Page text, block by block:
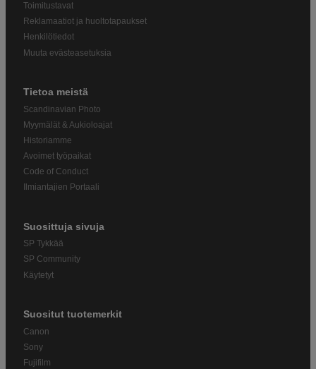
Toimitustavat
Reklamaatiot ja huoltotapaukset
Henkilötiedot
Muuta evästeasetuksia
Tietoa meistä
Scandinavian Photo
Myymälät & Aukioloajat
Historiamme
Avoimet työpaikat
Code of Conduct
Ilmiantajien Portaali
Suosittuja sivuja
SP Tykkää
SP Community
Käytetyt
Suositut tuotemerkit
Canon
Sony
Fujifilm